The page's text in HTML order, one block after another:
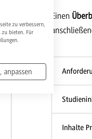
Einen
Inhalte
zu verbessern,
zu bieten. Für
anpassen